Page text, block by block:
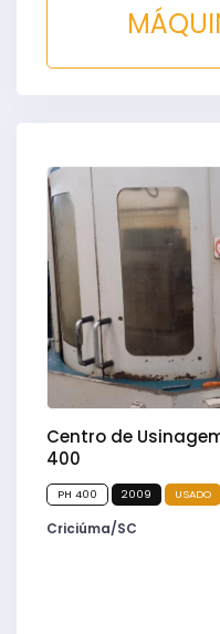
Centro de
400
PH 400 2009 USADO
Criciúma/SC